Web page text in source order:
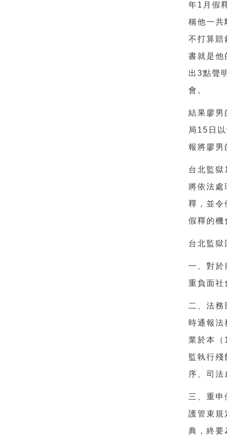
年1 月假
稱他一共
不打算賠
書就是他
出3點聲
會。
結果廖男
局 15 日
報將廖男
台北監獄
將依法處
釋，並令
假釋的機
台北監獄
一、對於
重負面社
二、法務
時通報法
業於本
（
監執行殘
序、司法
三、重申
護管束規
典，終要